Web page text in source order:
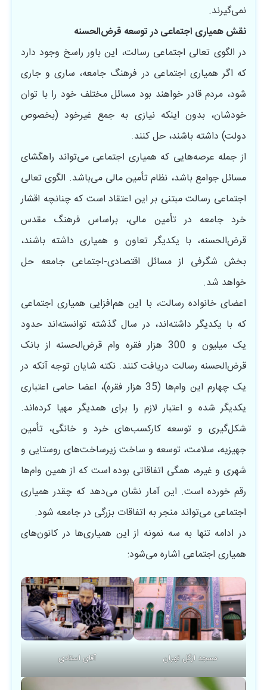
نمی‌گیرند.
نقش همیاری اجتماعی در توسعه قرض‌‎الحسنه
در الگوی تعالی اجتماعی رسالت، این باور راسخ وجود دارد
که اگر همیاری اجتماعی در فرهنگ جامعه، ساری و جاری
شود، مردم قادر خواهند بود مسائل مختلف خود را با توان
خودشان، بدون اینکه نیازی به جمع غیرخود (بخصوص
دولت) داشته باشند، حل کنند.
از جمله عرصه‌هایی که همیاری اجتماعی می‌تواند راهگشای
مسائل جوامع باشد، نظام تأمین مالی می‏‌باشد. الگوی تعالی
اجتماعی رسالت مبتنی بر این اعتقاد است که چنانچه اقشار
خرد جامعه در تأمین مالی، براساس فرهنگ مقدس
قرض‌الحسنه، با یکدیگر تعاون و همیاری داشته‏ باشند،
بخش شگرفی از مسائل اقتصادی-اجتماعی جامعه حل
خواهد شد.
اعضای خانواده رسالت، با این هم‌افزایی همیاری اجتماعی
که با یکدیگر داشته‌اند، در سال گذشته توانسته‌اند حدود
یک میلیون و 300 هزار فقره وام قرض‌الحسنه از بانک
قرض‌الحسنه رسالت دریافت کنند. نکته شایان توجه آنکه در
یک چهارم این وام‌ها (35 هزار فقره)، اعضا حامی ‌اعتباری
یکدیگر شده و اعتبار لازم را برای همدیگر مهیا کرده‌اند.
شکل‌گیری و توسعه کارکسب‌های خرد و خانگی، تأمین
جهیزیه، سلامت، توسعه و ساخت زیرساخت‌های روستایی و
شهری و غیره، همگی اتفاقاتی بوده است که از همین وام‌ها
رقم خورده است. این آمار نشان می‌دهد که چقدر همیاری
اجتماعی می‌تواند منجر به اتفاقات بزرگی در جامعه شود.
در ادامه تنها به سه نمونه از این همیاری‌ها در کانون‌های
همیاری اجتماعی اشاره می‌‏شود:
مسجد ازگل تهران آقای استادی